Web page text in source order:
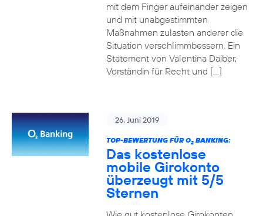
mit dem Finger aufeinander zeigen
und mit unabgestimmten
Maßnahmen zulasten anderer die
Situation verschlimmbessern. Ein
Statement von Valentina Daiber,
Vorständin für Recht und […]
26. Juni 2019
TOP-BEWERTUNG FÜR O2BANKING:
Das kostenlose
mobile Girokonto
überzeugt mit 5/5
Sternen